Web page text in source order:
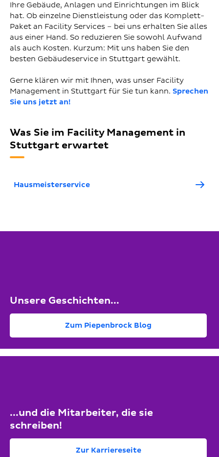
Ihre Gebäude, Anlagen und Einrichtungen im Blick
hat. Ob einzelne Dienstleistung oder das Komplett-
Paket an Facility Services – bei uns erhalten Sie alles
aus einer Hand. So reduzieren Sie sowohl Aufwand
als auch Kosten. Kurzum: Mit uns haben Sie den
besten Gebäudeservice in Stuttgart gewählt.
Gerne klären wir mit Ihnen, was unser Facility
Management in Stuttgart für Sie tun kann. Sprechen
Sie uns jetzt an!
Was Sie im Facility Management in
Stuttgart erwartet
Hausmeisterservice
Unsere Geschichten...
Zum Piepenbrock Blog
...und die Mitarbeiter, die sie
schreiben!
Zur Karriereseite